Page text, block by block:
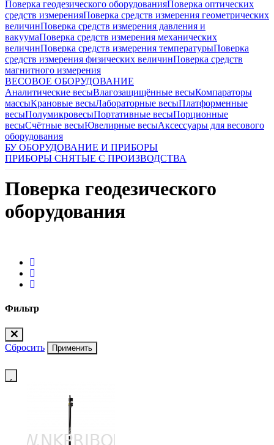
Поверка геодезического оборудованияПоверка оптических
средств измеренияПоверка средств измерения геометрических
величинПоверка средств измерения давления и
вакуумаПоверка средств измерения механических
величинПоверка средств измерения температурыПоверка
средств измерения физических величинПоверка средств
магнитного измерения
ВЕСОВОЕ ОБОРУДОВАНИЕ
Аналитические весыВлагозащищённые весыКомпараторы
массыКрановые весыЛабораторные весыПлатформенные
весыПолумикровесыПортативные весыПорционные
весыСчётные весыЮвелирные весыАксессуары для весового
оборудования
БУ ОБОРУДОВАНИЕ И ПРИБОРЫ
ПРИБОРЫ СНЯТЫЕ С ПРОИЗВОДСТВА
Поверка геодезического
оборудования
Фильтр
Сбросить Применить